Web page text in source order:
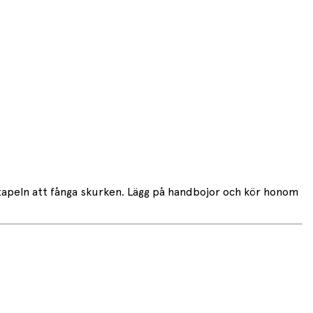
att fånga skurken. Lägg på handbojor och kör honom